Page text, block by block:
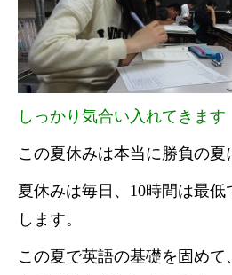
しっかり気合い入れてきます
この夏休みは本当に勝負の夏
夏休みは毎日、10時間は最
します。
この夏で英語の基礎を固めて